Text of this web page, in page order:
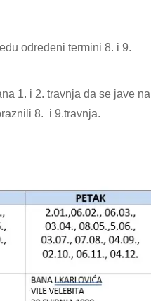
određeni termini 8. i 9.
1. i 2. travnja da se jave na
8. i 9.travnja.